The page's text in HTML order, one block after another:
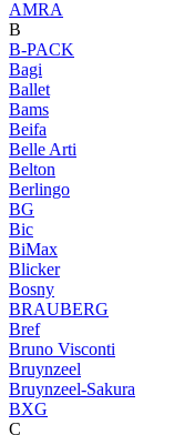
AМRA
B
B-PACK
Bagi
Ballet
Bams
Beifa
Belle Arti
Belton
Berlingo
BG
Bic
BiMax
Blicker
Bosny
BRAUBERG
Bref
Bruno Visconti
Bruynzeel
Bruynzeel-Sakura
BXG
C